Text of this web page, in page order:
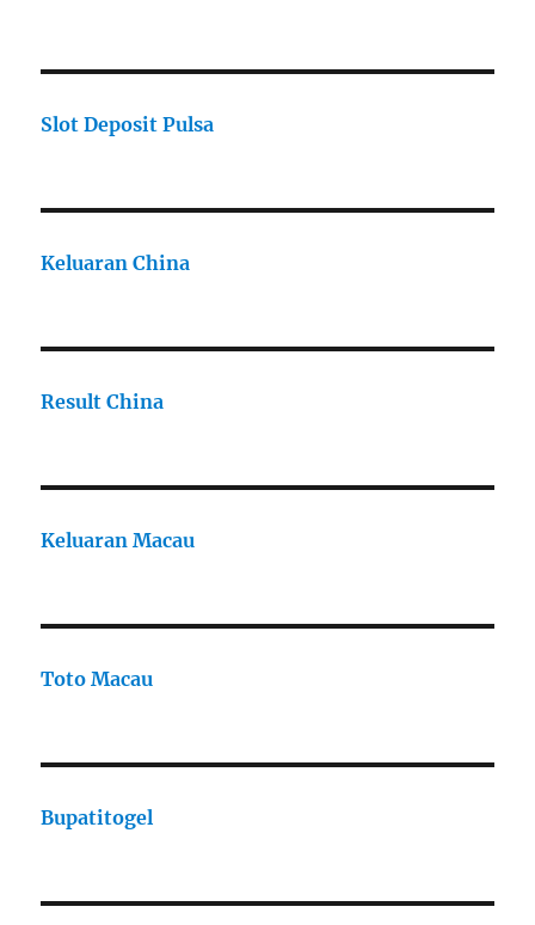
Slot Deposit Pulsa
Keluaran China
Result China
Keluaran Macau
Toto Macau
Bupatitogel